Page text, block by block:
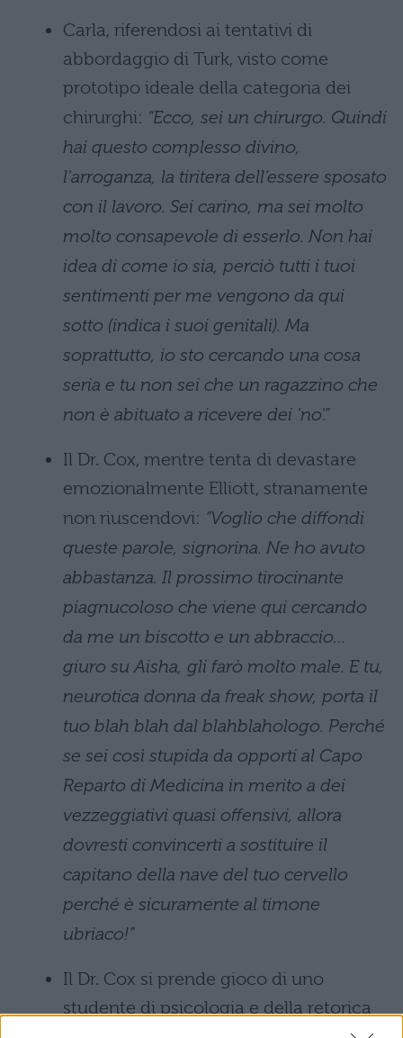
Carla, riferendosi ai tentativi di
abbordaggio di Turk, visto come
prototipo ideale della categoria dei
chirurghi: “Ecco, sei un chirurgo. Quindi
hai questo complesso divino,
l'arroganza, la tiritera dell'essere sposato
con il lavoro. Sei carino, ma sei molto
molto consapevole di esserlo. Non hai
idea di come io sia, perciò tutti i tuoi
sentimenti per me vengono da qui
sotto (indica i suoi genitali). Ma
soprattutto, io sto cercando una cosa
seria e tu non sei che un ragazzino che
non è abituato a ricevere dei 'no'.”
Il Dr. Cox, mentre tenta di devastare
emozionalmente Elliott, stranamente
non riuscendovi: “Voglio che diffondi
queste parole, signorina. Ne ho avuto
abbastanza. Il prossimo tirocinante
piagnucoloso che viene qui cercando
da me un biscotto e un abbraccio…
giuro su Aisha, gli farò molto male. E tu,
neurotica donna da freak show, porta il
tuo blah blah dal blahblahologo. Perché
se sei così stupida da opporti al Capo
Reparto di Medicina in merito a dei
vezzeggiativi quasi offensivi, allora
dovresti convincerti a sostituire il
capitano della nave del tuo cervello
perché è sicuramente al timone
ubriaco!”
Il Dr. Cox si prende gioco di uno
studente di psicologia e della retorica